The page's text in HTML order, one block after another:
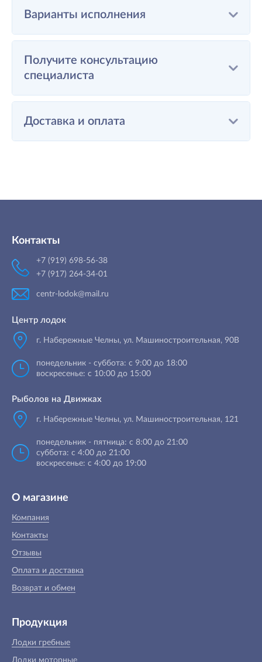
Варианты исполнения
Получите консультацию
специалиста
Доставка и оплата
Контакты
+7 (919) 698-56-38
+7 (917) 264-34-01
centr-lodok@mail.ru
Центр лодок
г. Набережные Челны, ул. Машиностроительная, 90B
понедельник - суббота: с 9:00 до 18:00
воскресенье: с 10:00 до 15:00
Рыболов на Движках
г. Набережные Челны, ул. Машиностроительная, 121
понедельник - пятница: с 8:00 до 21:00
суббота: с 4:00 до 21:00
воскресенье: с 4:00 до 19:00
О магазине
Компания
Контакты
Отзывы
Оплата и доставка
Возврат и обмен
Продукция
Лодки гребные
Лодки моторные